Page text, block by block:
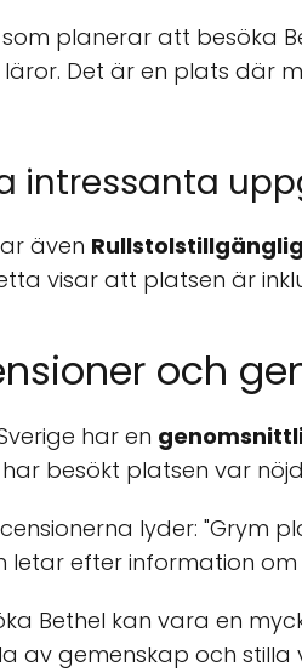
som planerar att besöka
Det är en plats där
intressanta
även
visar att platsen är
och
har en
besökt platsen var
lyder: "Grym
letar efter information
Bethel kan vara en
av gemenskap och